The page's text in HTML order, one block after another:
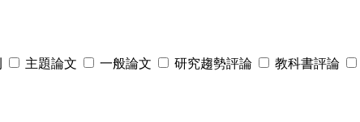
主題論文 一般論文 研究趨勢評論 教科書評論